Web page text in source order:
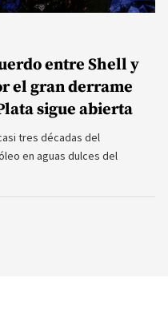
entre Shell y
el gran derrame
sigue abierta
tres décadas del
en aguas dulces del